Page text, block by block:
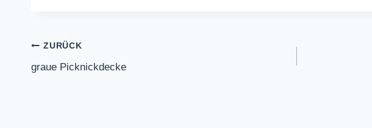
Beitragsnavigation
ZURÜCK
graue Picknickdecke